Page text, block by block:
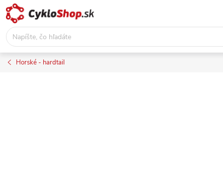
Prejsť
na
obsah
Horské - hardtail